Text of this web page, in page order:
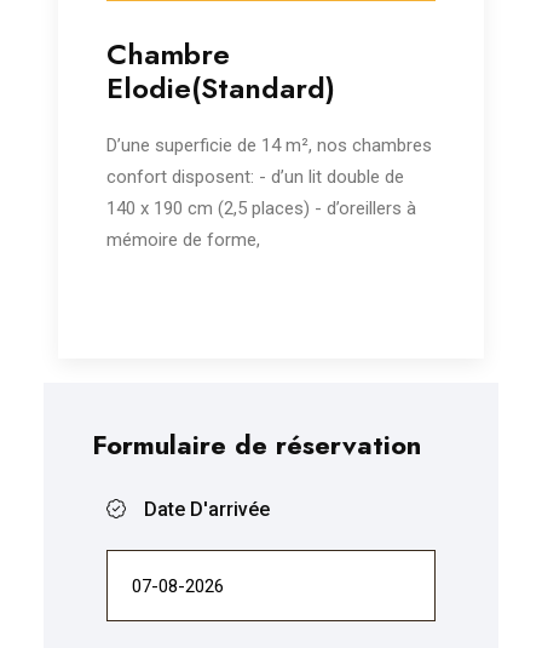
Formulaire de réservation
Date D'arrivée
Chambre
Elodie(Standard)
D’une superficie de 14 m², nos chambres
confort disposent: - d’un lit double de
140 x 190 cm (2,5 places) - d’oreillers à
mémoire de forme,